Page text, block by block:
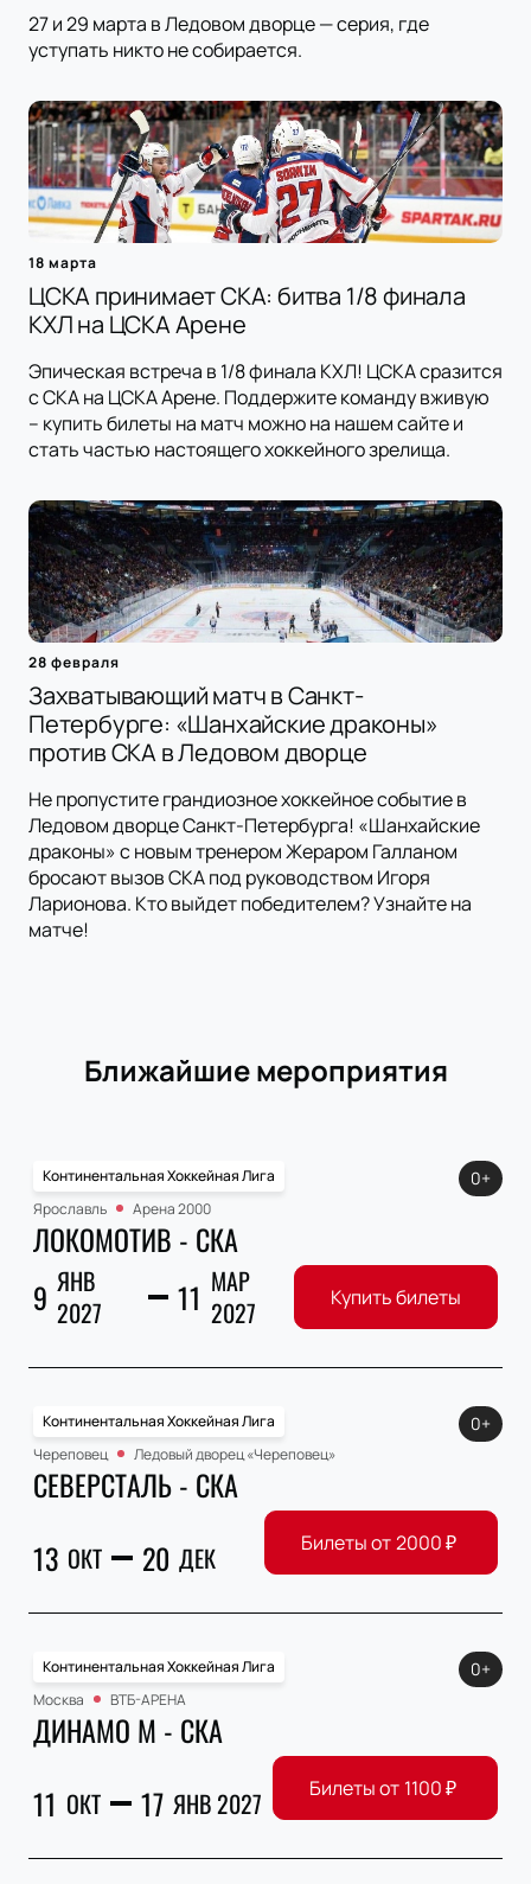
27 и 29 марта в Ледовом дворце — серия, где
уступать никто не собирается.
18 марта
ЦСКА принимает СКА: битва 1/8 финала
КХЛ на ЦСКА Арене
Эпическая встреча в 1/8 финала КХЛ! ЦСКА сразится
с СКА на ЦСКА Арене. Поддержите команду вживую
– купить билеты на матч можно на нашем сайте и
стать частью настоящего хоккейного зрелища.
28 февраля
Захватывающий матч в Санкт-
Петербурге: «Шанхайские драконы»
против СКА в Ледовом дворце
Не пропустите грандиозное хоккейное событие в
Ледовом дворце Санкт-Петербурга! «Шанхайские
драконы» с новым тренером Жераром Галланом
бросают вызов СКА под руководством Игоря
Ларионова. Кто выйдет победителем? Узнайте на
матче!
Ближайшие мероприятия
Континентальная Хоккейная Лига
Ярославль
Арена 2000
ЛОКОМОТИВ - СКА
9 ЯНВ
2027
11 МАР
2027
0+
Купить билеты
Континентальная Хоккейная Лига
Череповец
Ледовый дворец «Череповец»
СЕВЕРСТАЛЬ - СКА
13 ОКТ 20 ДЕК
0+
Билеты от2000₽
Континентальная Хоккейная Лига
Москва
ВТБ-АРЕНА
ДИНАМО М - СКА
11 ОКТ 17 ЯНВ 2027
0+
Билеты от 1100₽